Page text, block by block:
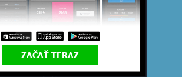
ZAČAŤ TERAZ